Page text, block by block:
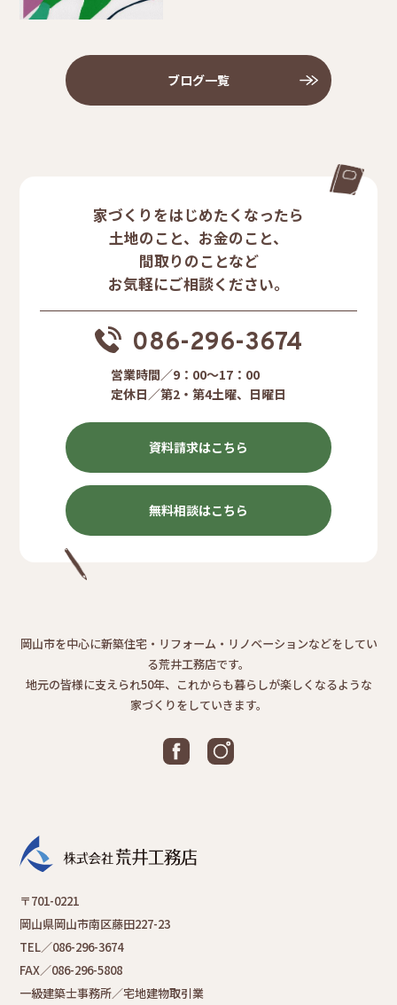
ブログ一覧
家づくりをはじめたくなったら
土地のこと、お金のこと、
間取りのことなど
お気軽にご相談ください。
086-296-3674
営業時間／9：00〜17：00
定休日／第2・第4土曜、日曜日
資料請求はこちら
無料相談はこちら
岡山市を中心に新築住宅・リフォーム・リノベーションなどをしてい
る荒井工務店です。
地元の皆様に支えられ50年、これからも暮らしが楽しくなるような
家づくりをしていきます。
〒701-0221
岡山県岡山市南区藤田227-23
TEL／086-296-3674
FAX／086-296-5808
一級建築士事務所／宅地建物取引業